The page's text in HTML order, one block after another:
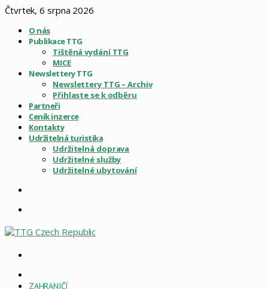
Čtvrtek, 6 srpna 2026
O nás
Publikace TTG
Tištěná vydání TTG
MICE
Newslettery TTG
Newslettery TTG – Archiv
Přihlaste se k odběru
Partneři
Ceník inzerce
Kontakty
Udržitelná turistika
Udržitelná doprava
Udržitelné služby
Udržitelné ubytování
STRÁNKA
ZAHRANIČÍ